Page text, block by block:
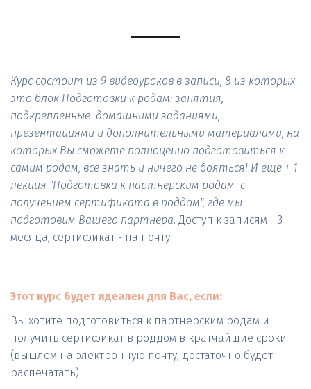
Курс состоит из 9 видеоуроков в записи, 8 из которых
это блок Подготовки к родам: занятия,
подкрепленные  домашними заданиями,
презентациями и дополнительными материалами, на
которых Вы сможете полноценно подготовиться к
самим родам, все знать и ничего не бояться! И еще + 1
лекция "Подготовка к партнерским родам
  с
получением сертификата в роддом", где мы
подготовим Вашего партнера. Доступ к записям - 3
месяца, сертификат - на почту.
Этот курс будет идеален для Вас, если:
Вы хотите подготовиться к партнерским родам и
получить сертификат в роддом в кратчайшие сроки
(вышлем на электронную почту, достаточно будет
распечатать)